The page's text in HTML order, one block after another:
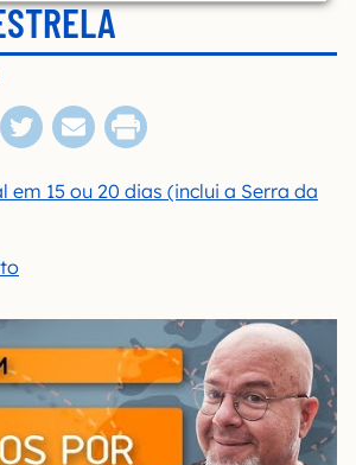
em 15 ou 20 dias (inclui a Serra da